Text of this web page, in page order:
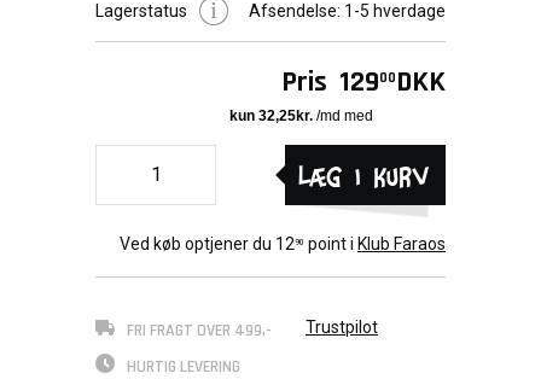
Lagerstatus Afsendelse: 1-5 hverdage
Pris 12900 DKK
Læg i kurv
Ved køb optjener du 1290 point i Klub Faraos
FRI FRAGT OVER 499,-
HURTIG LEVERING
Trustpilot